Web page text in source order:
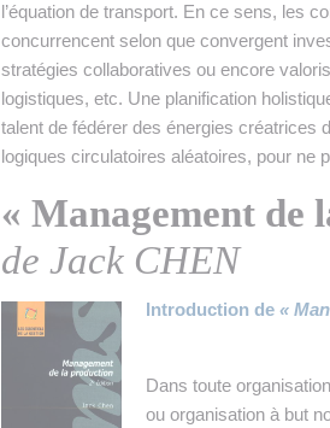
l’équation de transport. En ce sens, les
concurrencent selon que convergent
stratégies collaboratives ou encore
logistiques, etc. Une planification
talent de fédérer des énergies créatrices
logiques circulatoires aléatoires, pour ne
« Management de
de Jack CHEN
Introduction de «
Dans toute
ou organisation à but